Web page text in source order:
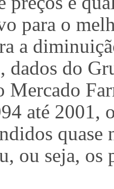
para o
a
dados do
Mercado
até 2001,
ou seja, os